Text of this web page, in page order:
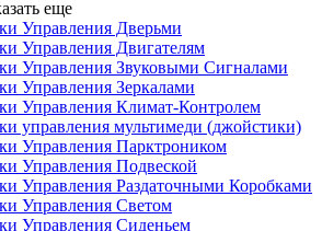
еще
Управления Дверьми
Управления Двигателям
Управления Звуковыми Сигналами
Управления Зеркалами
Управления Климат-Контролем
управления мультимеди (джойстики)
Управления Парктроником
Управления Подвеской
Управления Раздаточными Коробками
Управления Светом
Управления Сиденьем